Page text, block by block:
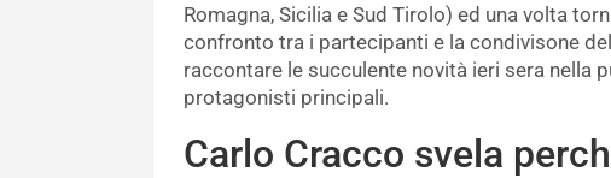
Romagna, Sicilia e Sud Tirolo) ed una volta
confronto tra i partecipanti e la condivisone
raccontare le succulente novità ieri sera nella
protagonisti principali.
Carlo Cracco svela